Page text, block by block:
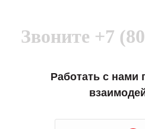
Звоните +7
Работать с нами